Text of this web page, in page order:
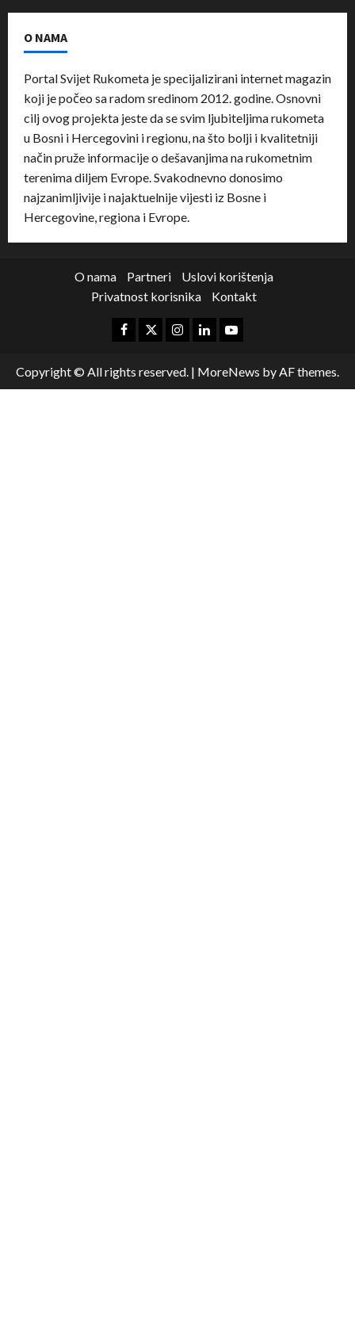
O NAMA
Portal Svijet Rukometa je specijalizirani internet magazin
koji je počeo sa radom sredinom 2012. godine. Osnovni
cilj ovog projekta jeste da se svim ljubiteljima rukometa
u Bosni i Hercegovini i regionu, na što bolji i kvalitetniji
način pruže informacije o dešavanjima na rukometnim
terenima diljem Evrope. Svakodnevno donosimo
najzanimljivije i najaktuelnije vijesti iz Bosne i
Hercegovine, regiona i Evrope.
O nama Partneri
Uslovi korištenja
Privatnost korisnika
Kontakt
Copyright © All rights reserved. | MoreNews by AF themes.